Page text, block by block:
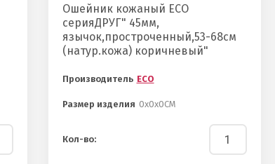
Ошейник кожаный ECO
серияДРУГ" 45мм,
язычок,простроченный,53-68см
(натур.кожа) коричневый"
Производитель ECO
Размер изделия 0х0х0СМ
Кол-во: